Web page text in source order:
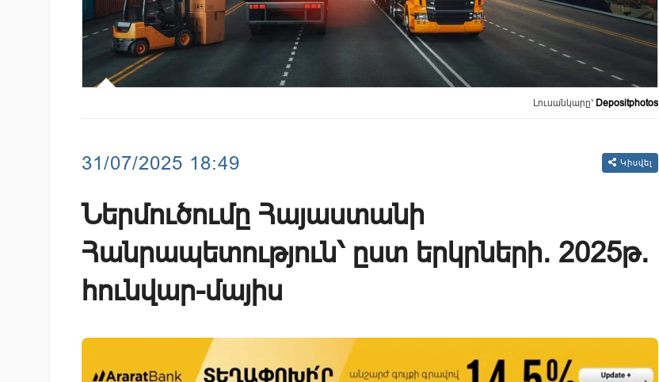
Լուսանկարը՝ Depositphotos
31/07/2025 18:49 Կիսվել
Ներմուծումը Հայաստանի
Հանրապետություն՝ ըստ երկրների. 2025թ.
հունվար-մայիս